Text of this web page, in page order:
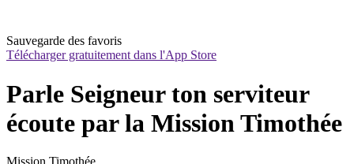
Sauvegarde des favoris
Télécharger gratuitement dans l'App Store
Parle Seigneur ton serviteur
écoute par la Mission Timothée
Mission Timothée